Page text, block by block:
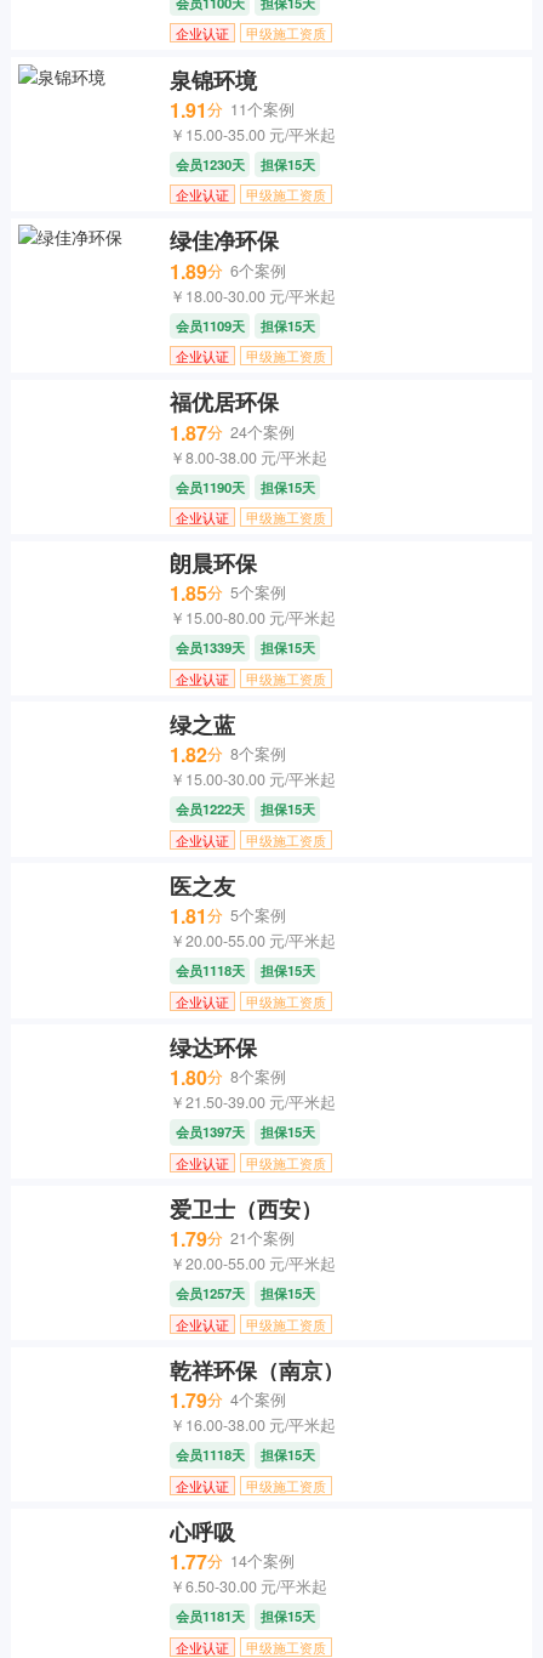
企业认证
甲级施工资质
泉锦环境
1.91分 11个案例
￥15.00-35.00 元/平米起
会员1230天
担保15天
企业认证
甲级施工资质
绿佳净环保
1.89分 6个案例
￥18.00-30.00 元/平米起
会员1109天
担保15天
企业认证
甲级施工资质
福优居环保
1.87分 24个案例
￥8.00-38.00 元/平米起
会员1190天
担保15天
企业认证
甲级施工资质
朗晨环保
1.85分 5个案例
￥15.00-80.00 元/平米起
会员1339天
担保15天
企业认证
甲级施工资质
绿之蓝
1.82分 8个案例
￥15.00-30.00 元/平米起
会员1222天
担保15天
企业认证
甲级施工资质
医之友
1.81分 5个案例
￥20.00-55.00 元/平米起
会员1118天
担保15天
企业认证
甲级施工资质
绿达环保
1.80分 8个案例
￥21.50-39.00 元/平米起
会员1397天
担保15天
企业认证
甲级施工资质
爱卫士（西安）
1.79分 21个案例
￥20.00-55.00 元/平米起
会员1257天
担保15天
企业认证
甲级施工资质
乾祥环保（南京）
1.79分 4个案例
￥16.00-38.00 元/平米起
会员1118天
担保15天
企业认证
甲级施工资质
心呼吸
1.77分 14个案例
￥6.50-30.00 元/平米起
会员1181天
担保15天
企业认证
甲级施工资质